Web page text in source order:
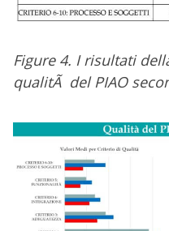
Figure 4. I risultati
qualitÃ del PIAO